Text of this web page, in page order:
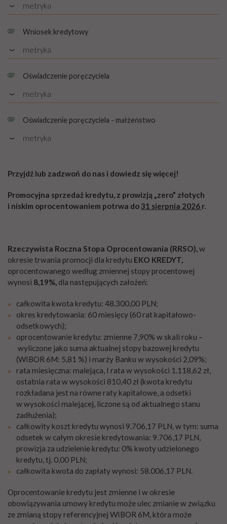
metryka
Wniosek kredytowy
metryka
Oświadczenie poręczyciela
metryka
Oświadczenie poręczyciela - małżeństwo
metryka
Przyjdź lub zadzwoń do nas i dowiedz się więcej!
Promocyjna sprzedaż kredytu, z prowizją „zero” złotych
i niskim oprocentowaniem potrwa do31 sierpnia 2026 r.
Rzeczywista Roczna Stopa Oprocentowania (RRSO),w
okresie trwania promocji dla kredytu EKO KREDYT,
oprocentowanego według zmiennej stopy procentowej
wynosi 8,19%, dla następujących założeń:
całkowita kwota kredytu: 48.300,00 PLN;
okres kredytowania: 60 miesięcy (60 rat kapitałowo-
odsetkowych);
oprocentowanie kredytu: zmienne 7,90% w skali roku –
wyliczone jako suma aktualnej stopy bazowej kredytu
(WIBOR 6M: 5,81 %) i marży Banku w wysokości 2,09%;
rata miesięczna: malejąca, I rata w wysokości 1.118,62 zł,
ostatnia rata w wysokości 810,40 zł (kwota kredytu
rozkładana jest na równe raty kapitałowe, a odsetki
w wysokości malejącej, liczone są od aktualnego stanu
zadłużenia);
całkowity koszt kredytu wynosi 9.706,17 PLN, w tym: suma
odsetek w całym okresie kredytowania: 9.706,17 PLN,
prowizja za udzielenie kredytu: 0% kwoty udzielonego
kredytu, tj. 0,00 PLN;
całkowita kwota do zapłaty wynosi: 58.006,17 PLN.
Oprocentowanie kredytu jest zmienne i w okresie
obowiązywania umowy kredytu może ulec zmianie w związku
ze zmianą stopy referencyjnej WIBOR 6M, która może